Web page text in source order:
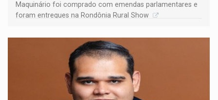
Maquinário foi comprado com emendas parlamentares e
foram entregues na Rondônia Rural Show